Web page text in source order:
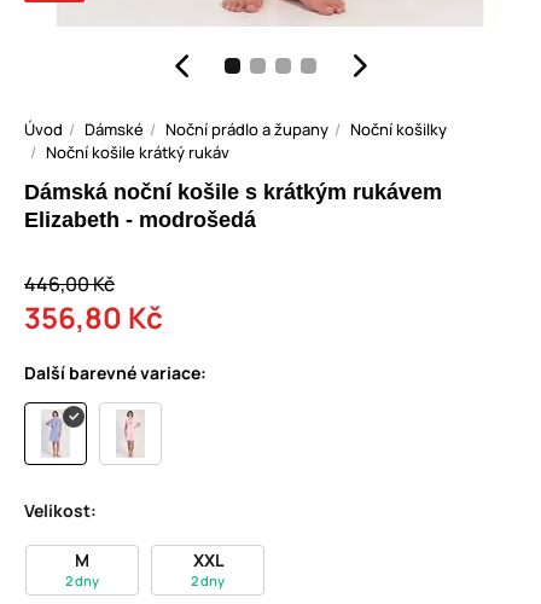
Úvod Dámské Noční prádlo a župany
Noční košilky
Noční košile krátký rukáv
Dámská noční košile s krátkým rukávem
Elizabeth - modrošedá
446,00 Kč
356,80 Kč
Další barevné variace:
Velikost:
M
2 dny
XXL
2 dny